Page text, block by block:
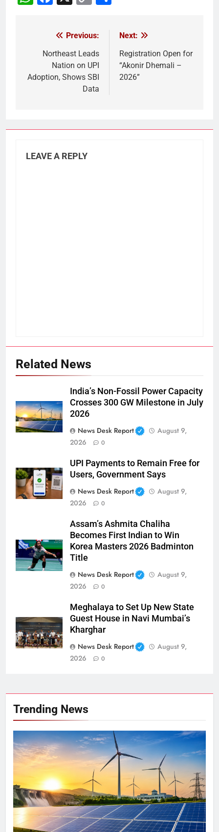
navigation
Previous:
Northeast Leads
Nation on UPI
Adoption, Shows SBI
Data
Next:
Registration Open for
“Akonir Dhemali –
2026”
LEAVE A REPLY
Related News
India’s Non-Fossil Power Capacity
Crosses 300 GW Milestone in July
2026
News Desk Report
August 9,
2026
0
UPI Payments to Remain Free for
Users, Government Says
News Desk Report
August 9,
2026
0
Assam’s Ashmita Chaliha
Becomes First Indian to Win
Korea Masters 2026 Badminton
Title
News Desk Report
August 9,
2026
0
Meghalaya to Set Up New State
Guest House in Navi Mumbai’s
Kharghar
News Desk Report
August 9,
2026
0
Trending News